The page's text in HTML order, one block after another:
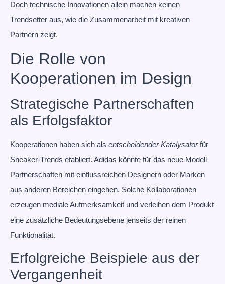
Doch technische Innovationen allein machen keinen
Trendsetter aus, wie die Zusammenarbeit mit kreativen
Partnern zeigt.
Die Rolle von
Kooperationen im Design
Strategische Partnerschaften
als Erfolgsfaktor
Kooperationen haben sich als entscheidender Katalysatorfür
Sneaker-Trends etabliert. Adidas könnte für das neue Modell
Partnerschaften mit einflussreichen Designern oder Marken
aus anderen Bereichen eingehen. Solche Kollaborationen
erzeugen mediale Aufmerksamkeit und verleihen dem Produkt
eine zusätzliche Bedeutungsebene jenseits der reinen
Funktionalität.
Erfolgreiche Beispiele aus der
Vergangenheit